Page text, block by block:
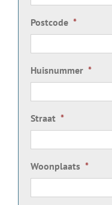
Postcode *
Huisnummer *
Straat *
Woonplaats *